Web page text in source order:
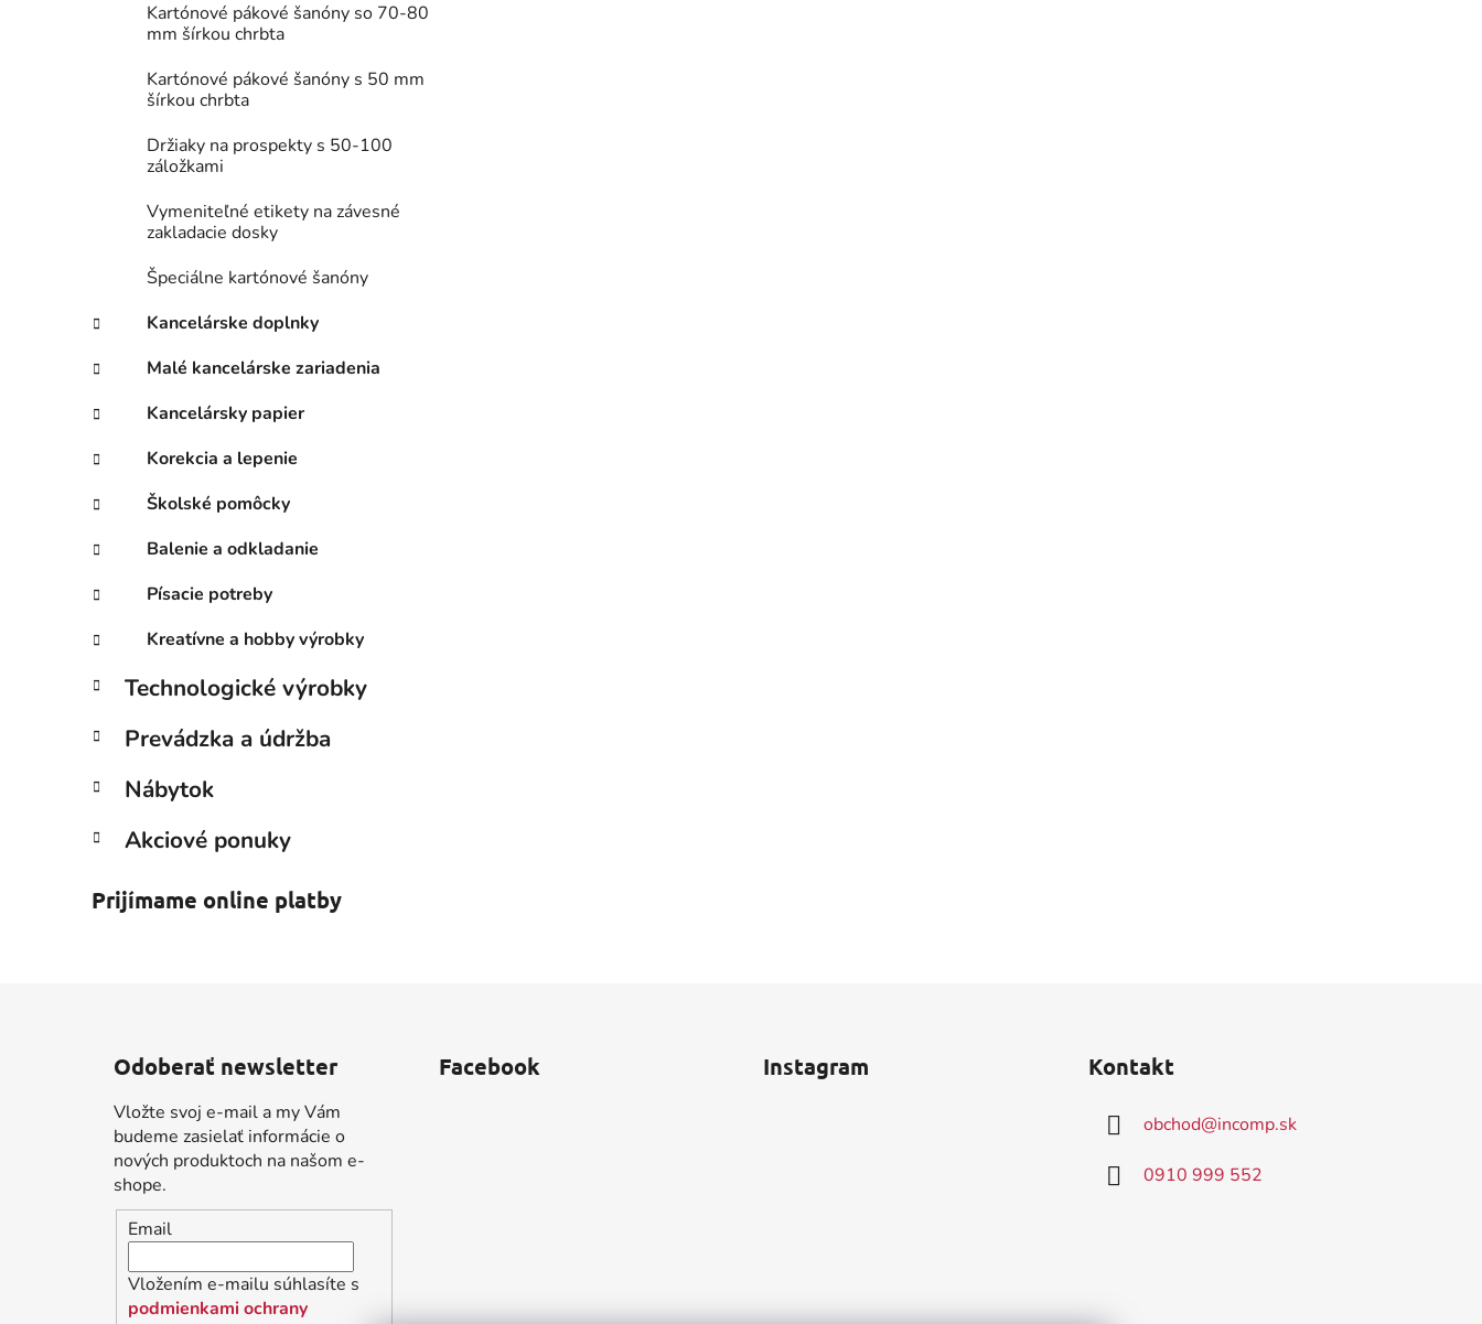
Kartónové pákové šanóny so 70-80
mm šírkou chrbta
Kartónové pákové šanóny s 50 mm
šírkou chrbta
Držiaky na prospekty s 50-100
záložkami
Vymeniteľné etikety na závesné
zakladacie dosky
Špeciálne kartónové šanóny
Kancelárske doplnky
Malé kancelárske zariadenia
Kancelársky papier
Korekcia a lepenie
Školské pomôcky
Balenie a odkladanie
Písacie potreby
Kreatívne a hobby výrobky
Technologické výrobky
Prevádzka a údržba
Nábytok
Akciové ponuky
Prijímame online platby
Odoberať newsletter
Vložte svoj e-mail a my Vám
budeme zasielať informácie o
nových produktoch na našom e-
shope.
Email
Vložením e-mailu súhlasíte s
podmienkami ochrany
Facebook Instagram Kontakt
obchod@incomp.sk
0910 999 552